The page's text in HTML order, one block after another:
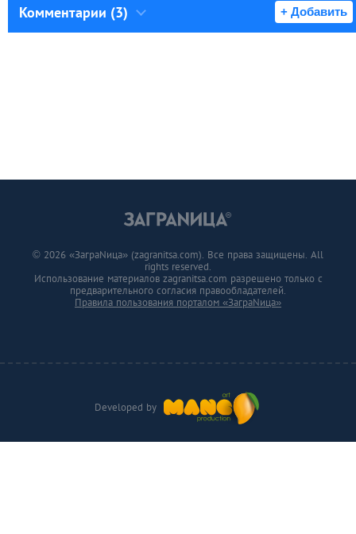
Комментарии (3) + Добавить
Developed by
© 2026 «ЗаграNица» (zagranitsa.com). Все права защищены. All
rights reserved.
Использование материалов zagranitsa.com разрешено только с
предварительного согласия правообладателей.
Правила пользования порталом «ЗаграNица»